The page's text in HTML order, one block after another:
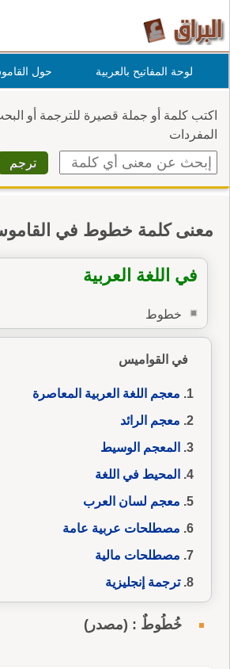
لوحة المفاتيح بالعربية حول
اكتب كلمة أو جملة قصيرة للترجمة أو
المفردات
معنى كلمة خطوط في
في اللغة العربية
خطوط
في القواميس
معجم اللغة العربية المعاصرة
معجم الرائد
المعجم الوسيط
المحيط في اللغة
معجم لسان العرب
مصطلحات عربية عامة
مصطلحات مالية
ترجمة إنجليزية
خُطُوطٌ : (مصدر)